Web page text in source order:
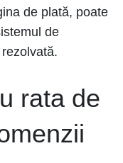
de plată, poate
de
rata de